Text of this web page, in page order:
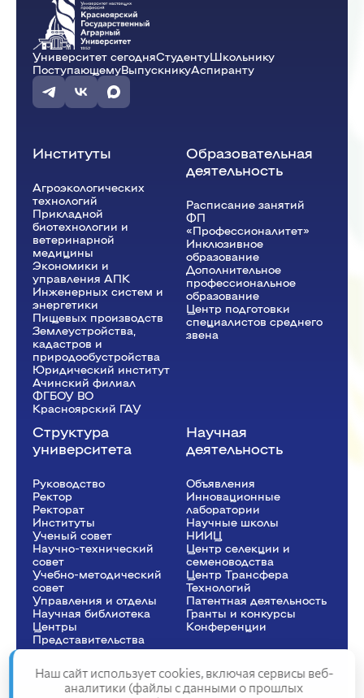
Университет сегодняСтудентуШкольнику
ПоступающемуВыпускникуАспиранту
Институты
Агроэкологических
технологий
Прикладной
биотехнологии и
ветеринарной
медицины
Экономики и
управления АПК
Инженерных систем и
энергетики
Пищевых производств
Землеустройства,
кадастров и
природообустройства
Юридический институт
Ачинский филиал
ФГБОУ ВО
Красноярский ГАУ
Образовательная
деятельность
Расписание занятий
ФП
«Профессионалитет»
Инклюзивное
образование
Дополнительное
профессиональное
образование
Центр подготовки
специалистов среднего
звена
Структура
университета
Руководство
Ректор
Рeкторат
Институты
Ученый совет
Научно-технический
совет
Учебно-методический
совет
Управления и отделы
Научная библиотека
Центры
Представительства
Научная
деятельность
Объявления
Инновационные
лаборатории
Научные школы
НИИЦ
Центр селекции и
семеноводства
Центр Трансфера
Технологий
Патентная деятельность
Гранты и конкурсы
Конференции
Наш сайт использует cookies, включая сервисы веб-
аналитики (файлы с данными о прошлых